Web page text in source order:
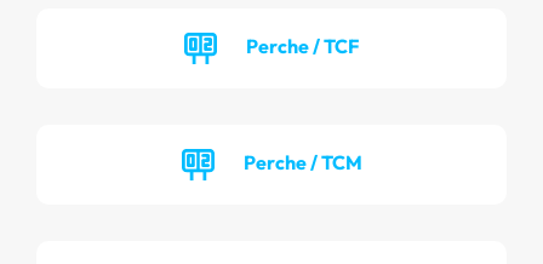
Perche / TCF
Perche / TCM